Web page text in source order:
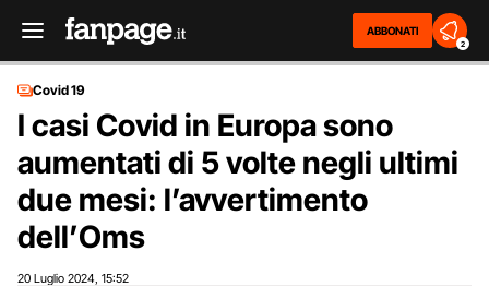
ABBONATI
2
Covid 19
I casi Covid in Europa sono
aumentati di 5 volte negli ultimi
due mesi: l’avvertimento
dell’Oms
20 Luglio 2024 15:52